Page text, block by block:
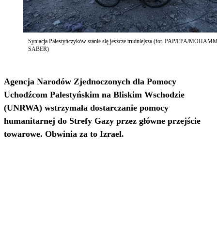
Sytuacja Palestyńczyków stanie się jeszcze trudniejsza (fot. PAP/EPA/
SABER)
Agencja Narodów Zjednoczonych dla Pomocy
Uchodźcom Palestyńskim na Bliskim Wschodzie
(UNRWA) wstrzymała dostarczanie pomocy
humanitarnej do Strefy Gazy przez główne przejście
towarowe. Obwinia za to Izrael.